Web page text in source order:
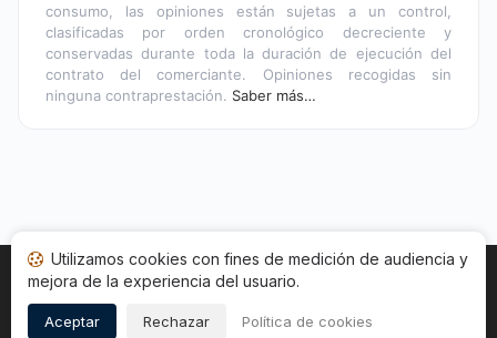
consumo, las opiniones están sujetas a un control,
clasificadas por orden cronológico decreciente y
conservadas durante toda la duración de ejecución del
contrato del comerciante. Opiniones recogidas sin
ninguna contraprestación. Saber más…
Inicio Estado opiniones Categorías
Utilizamos cookies con fines de medición de audiencia y
mejora de la experiencia del usuario.
Aceptar Rechazar Política de cookies